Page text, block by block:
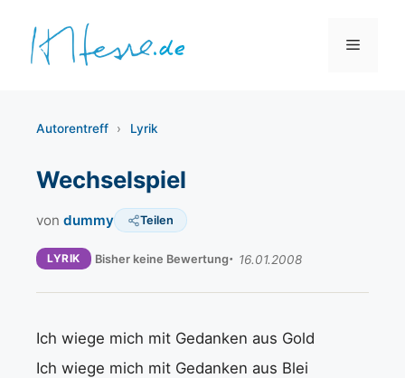
Inhalt
springen
Menü
Autorentreff › Lyrik
Wechselspiel
von dummy Teilen
LYRIK Bisher keine Bewertung 16.01.2008
Ich wiege mich mit Gedanken aus Gold
Ich wiege mich mit Gedanken aus Blei